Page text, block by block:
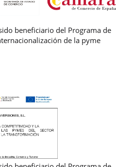
beneficiario del Programa de
de la pyme